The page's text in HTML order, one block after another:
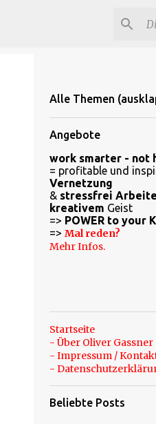
Alle Themen
Angebote
work smarter - not
= profitable und
Vernetzung
& stressfrei
kreativem Geist
=> POWER to your
=> Mal reden?
Mehr Infos.
Startseite
- Über Oliver Gassner
- Impressum /
-
Beliebte Posts